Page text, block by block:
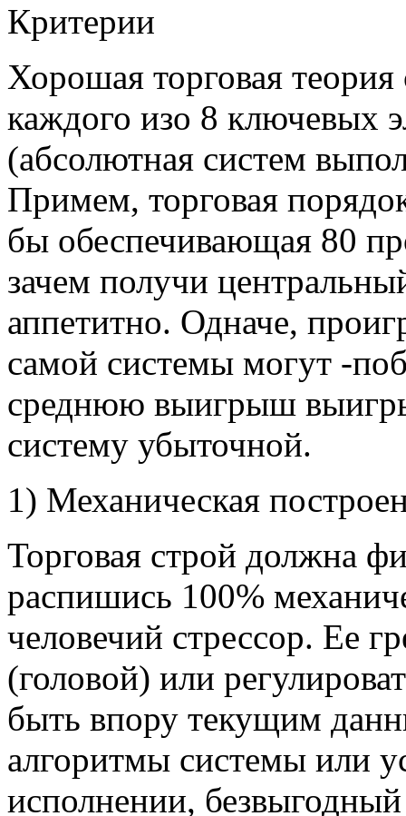
Критерии
Хорошая торговая теория
каждого изо 8 ключевых
(абсолютная систем
Примем, торговая
бы обеспечивающая 80
зачем получи
аппетитно. Одначе,
самой системы могут -
среднюю выигрыш
систему убыточной.
1) Механическая
Торговая строй должна
распишись 100%
человечий стрессор. Ее
(головой) или
быть впору текущим
алгоритмы системы или
исполнении,